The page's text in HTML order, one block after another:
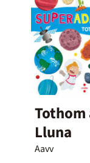
Tothom
Lluna
Aavv